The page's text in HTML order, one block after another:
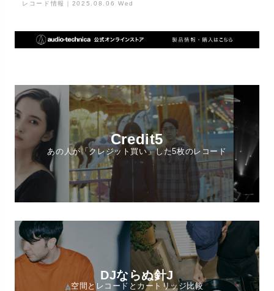
レコード情報｜ 2025.08.06 Wed
Credit5
あの人が「クレジット買い」した5枚のレコード
DJならぬ針J
空間とレコードとカートリッジ比較